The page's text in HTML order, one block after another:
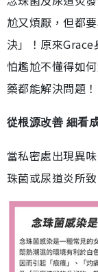
尬又煩厭，但都
決」！原來
怕尷尬不懂得如
藥都能解決問題
從根源改善 細看
當私密處出現異
珠菌或尿道炎所致